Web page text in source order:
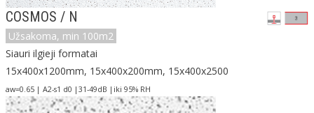
COSMOS / N
Užsakoma, min 100m2
Siauri ilgieji formatai
15x400x1200mm, 15x400x200mm, 15x400x2500
aw=0.65 | A2-s1 d0 |31-49dB |iki 95% RH